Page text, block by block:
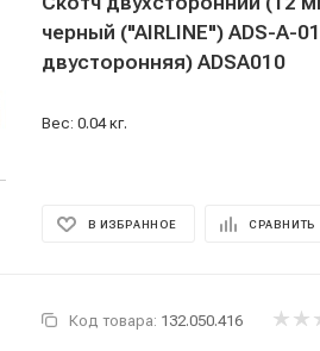
черный ("AIRLINE") ADS-A-
двусторонняя) ADSA010
Вес: 0.04 кг.
В ИЗБРАННОЕ СРАВНИТЬ
Код товара: 132.050.416